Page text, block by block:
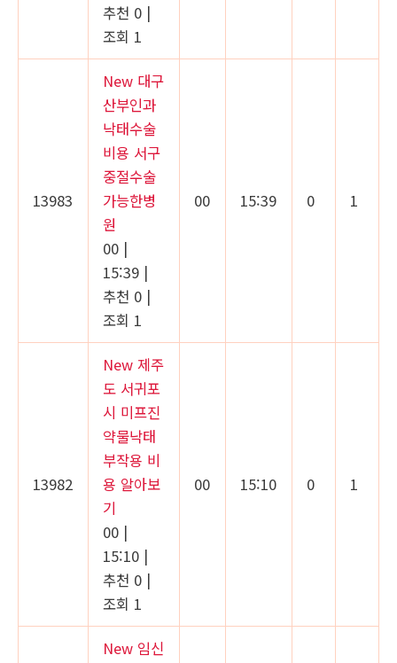
추천 0 |
조회 1
13983
New 대구
산부인과
낙태수술
비용 서구
중절수술
가능한병
원
00 |
15:39 |
추천 0 |
조회 1
00 15:39 0 1
13982
New 제주
도 서귀포
시 미프진
약물낙태
부작용 비
용 알아보
기
00 |
15:10 |
추천 0 |
조회 1
00 15:10 0 1
New 임신